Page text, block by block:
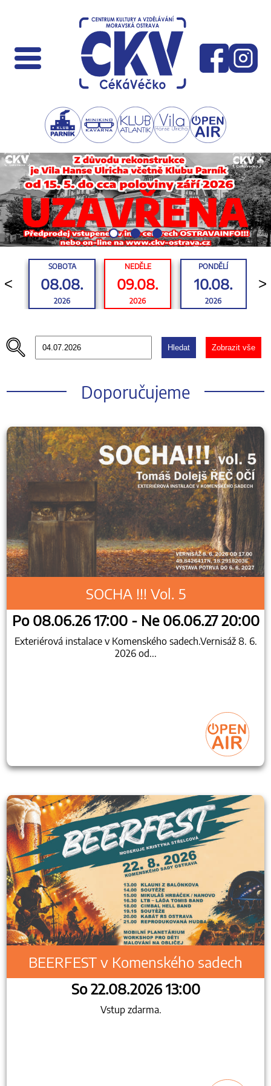
<
SOBOTA
08.08.
2026
NEDĚLE
09.08.
2026
PONDĚLÍ
10.08.
2026
>
Hledat Zobrazit vše
Doporučujeme
SOCHA !!! Vol. 5
Po 08.06.26 17:00 - Ne 06.06.27 20:00
Exteriérová instalace v Komenského sadech.Vernisáž 8. 6.
2026 od...
BEERFEST v Komenského sadech
So 22.08.2026 13:00
Vstup zdarma.